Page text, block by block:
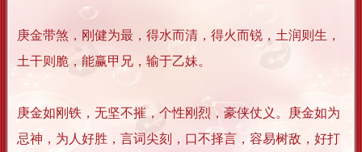
庚金带煞，刚健为最，得水而清，得火而锐，土润则生，
土干则脆，能赢甲兄，输于乙妹。
庚金如刚铁，无坚不摧，个性刚烈，豪侠仗义。庚金如为
忌神，为人好胜，言词尖刻，口不择言，容易树敌，好打